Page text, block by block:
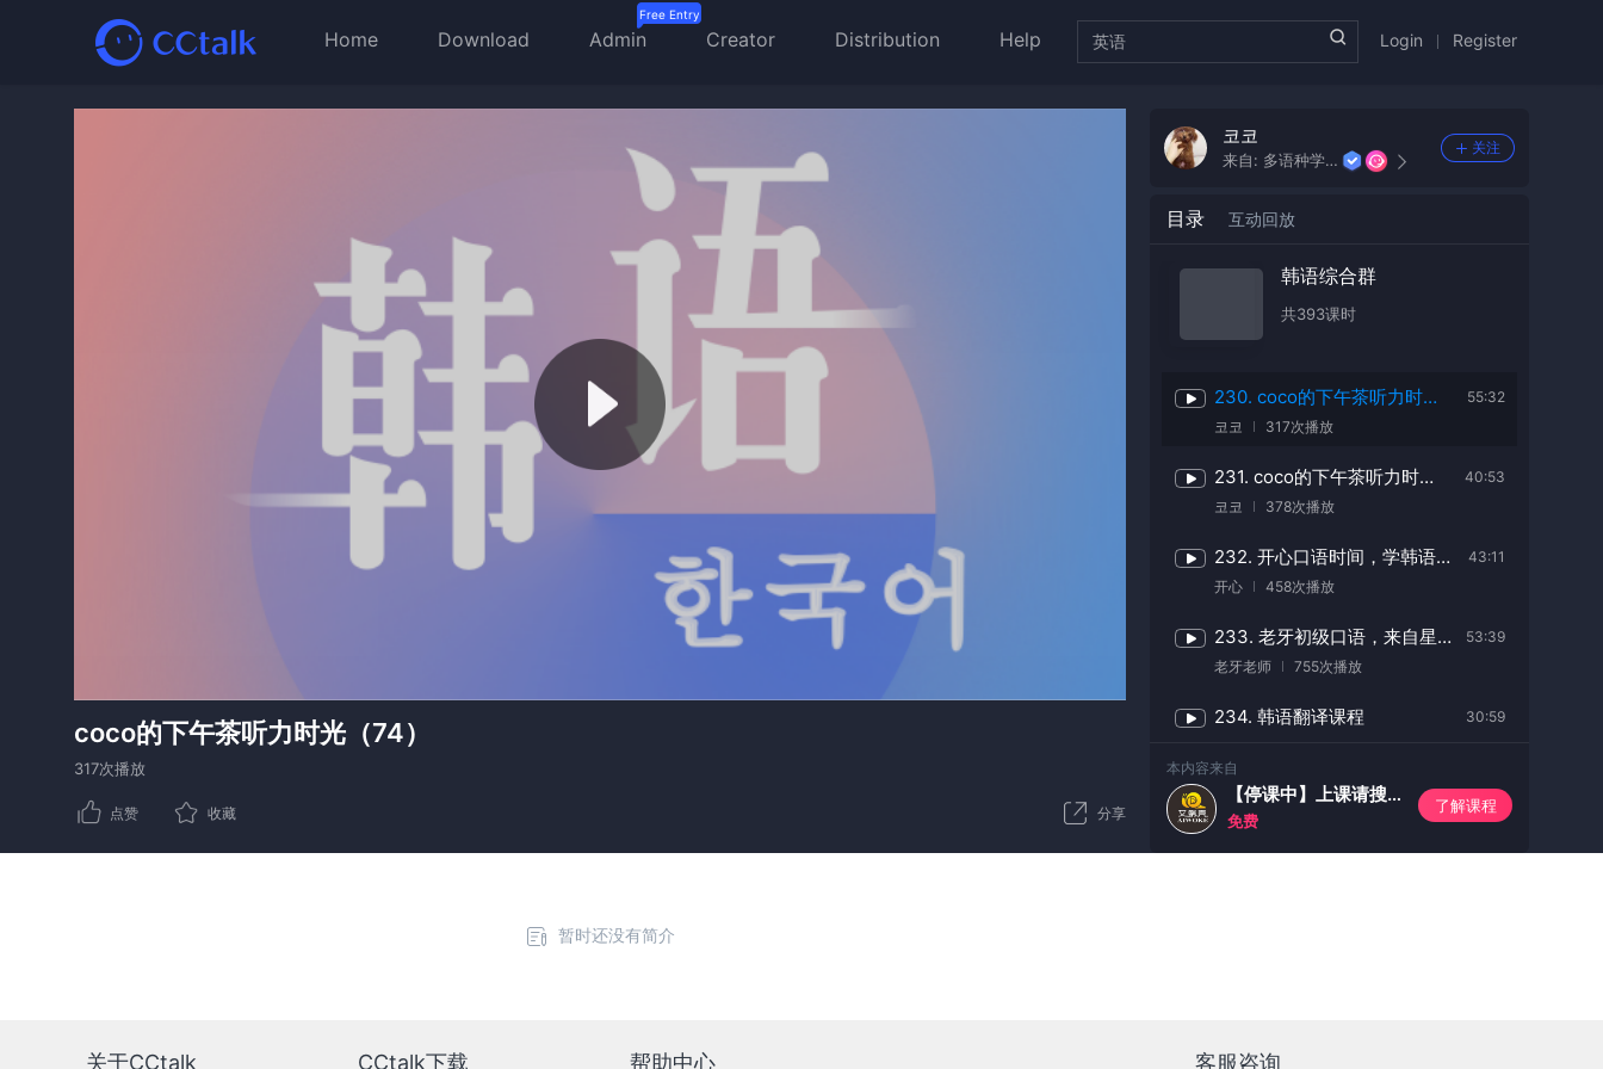
Home Download Admin Creator Distribution Help Login Register
coco的下午茶听力时光（74）
317次播放
点赞 收藏 分享
코코
来自: 多语种学院
关注
目录 互动回放
韩语综合群
共393课时
嗨~娄sir 211次播放
57:56
227. 【官方】韩语口语角
코코 232次播放
229. coco的下午茶听力时光（73）
코코
55:32
230. coco的下午茶听力时光（74）
코코 317次播放
40:53
231. coco的下午茶听力时光（75）
코코 378次播放
43:11
232. 开心口语时间，学韩语就说要开口说！
开心 458次播放
53:39
233. 老牙初级口语，来自星星的欧巴
老牙老师 755次播放
30:59
234. 韩语翻译课程
1:55:37
235. 萌梦的新鲜韩国语
몽몽이萌梦
本内容来自
了解课程
【停课中】上课请搜群号333
免费
暂时还没有简介
关于CCtalk CCtalk下载 帮助中心 客服咨询